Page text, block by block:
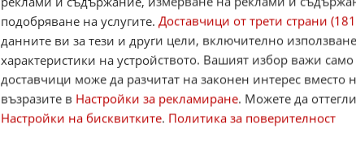
първенство остава на дневен ред
Вълната от напрежение между УЕФА и ФИФА не
засилва след последните събития на
сцена. Европейската футболн ...
подобряване на услугите. Доставчици от трети страни
данните ви за тези и други цели, включително
характеристики на устройството. Вашият избор важи само
доставчици може да разчитат на законен интерес вместо
възразите в Настройки за рекламиране. Можете да
Настройки на бисквитките. Политика за поверителност